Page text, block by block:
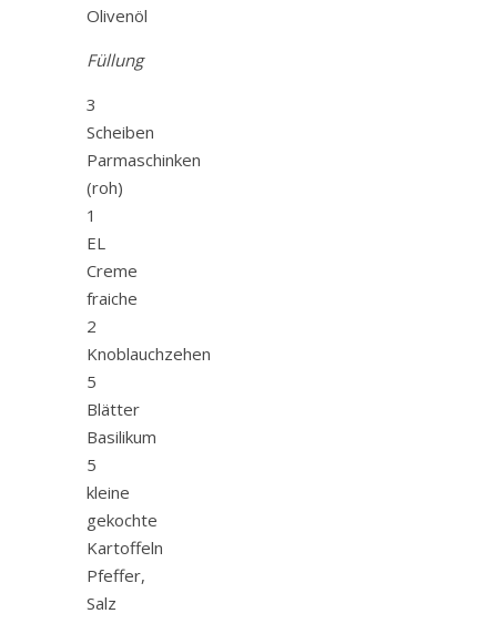
Olivenöl
Füllung
3
Scheiben
Parmaschinken
(roh)
1
EL
Creme
fraiche
2
Knoblauchzehen
5
Blätter
Basilikum
5
kleine
gekochte
Kartoffeln
Pfeffer,
Salz